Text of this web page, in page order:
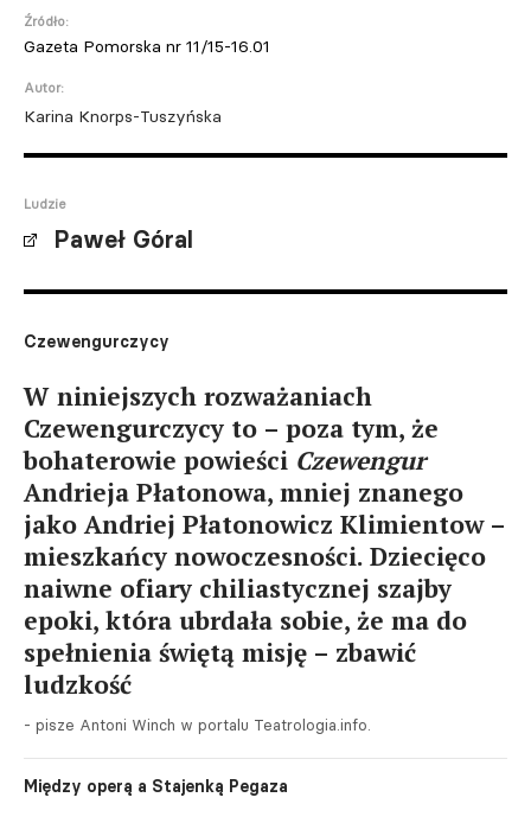
Źródło:
Gazeta Pomorska nr 11/15-16.01
Autor:
Karina Knorps-Tuszyńska
Ludzie
Paweł Góral
Czewengurczycy
W niniejszych rozważaniach
Czewengurczycy to – poza tym, że
bohaterowie powieści Czewengur
Andrieja Płatonowa, mniej znanego
jako Andriej Płatonowicz Klimientow –
mieszkańcy nowoczesności. Dziecięco
naiwne ofiary chiliastycznej szajby
epoki, która ubrdała sobie, że ma do
spełnienia świętą misję – zbawić
ludzkość
- pisze Antoni Winch w portalu Teatrologia.info.
Między operą a Stajenką Pegaza